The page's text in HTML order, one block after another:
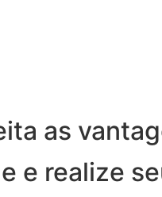
as
e realize